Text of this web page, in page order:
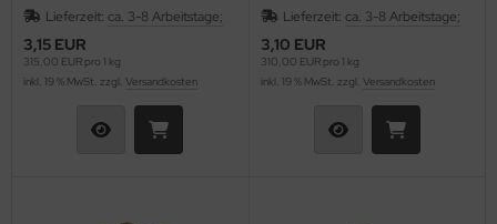
Lieferzeit: ca. 3-8 Arbeitstage;
3,15 EUR
315,00 EUR pro 1 kg
inkl. 19 % MwSt. zzgl. Versandkosten
Lieferzeit: ca. 3-8 Arbeitstage;
3,10 EUR
310,00 EUR pro 1 kg
inkl. 19 % MwSt. zzgl. Versandkosten